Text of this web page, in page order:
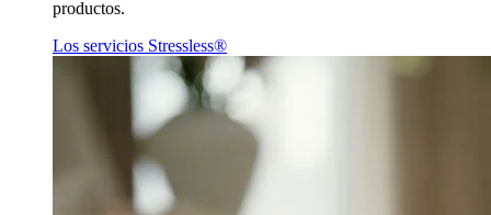
productos.
Los servicios Stressless®